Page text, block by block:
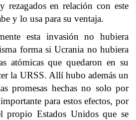
rezagados en relación con este
y lo usa para su ventaja.
esta invasión no hubiera
forma si Ucrania no hubiera
atómicas que quedaron en su
la URSS. Allí hubo además un
promesas hechas no solo por
para estos efectos, por
Estados Unidos que se